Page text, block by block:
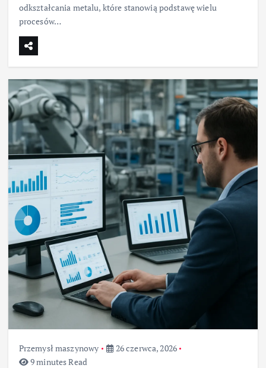
odkształcania metalu, które stanowią podstawę wielu
procesów…
Przemysł maszynowy
26 czerwca, 2026
9 minutes Read